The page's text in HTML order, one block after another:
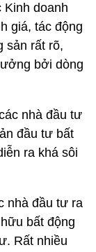
Kinh doanh
giá, tác động
sản rất rõ,
bởi dòng
nhà đầu tư
đầu tư bất
ra khá sôi
nhà đầu tư ra
bất động
Rất nhiều